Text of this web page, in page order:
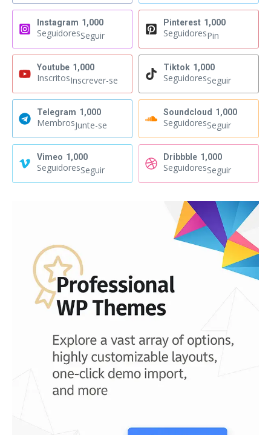
Instagram 1,000
SeguidoresSeguir
Pinterest 1,000
SeguidoresPin
Youtube 1,000
InscritosInscrever-se
Tiktok 1,000
SeguidoresSeguir
Telegram 1,000
MembrosJunte-se
Soundcloud 1,000
SeguidoresSeguir
Vimeo 1,000
SeguidoresSeguir
Dribbble 1,000
SeguidoresSeguir